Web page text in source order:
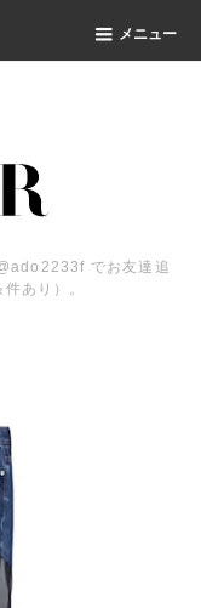
メニュー
でお友達追
あり）。